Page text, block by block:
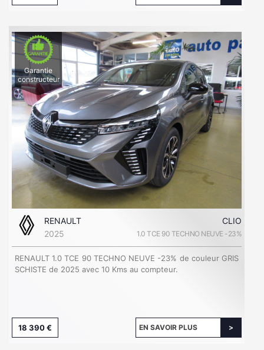
Garantie
constructeur
RENAULT
CLIO
2025
1.0 TCE 90 TECHNO NEUVE -23%
RENAULT 1.0 TCE 90 TECHNO NEUVE -23% de couleur GRIS
SCHISTE de 2025 avec 10 Kms au compteur.
18 390 € EN SAVOIR PLUS